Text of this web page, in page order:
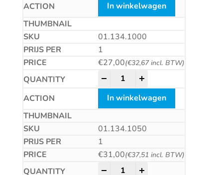
In winkelwagen
01.134.1000
1
€27,00(€32,67incl. BTW)
HM plaatwerkboor,
In winkelwagen
01.134.1050
1
€31,00(€37,51 incl. BTW)
HM plaatwerkboor,